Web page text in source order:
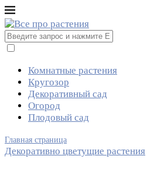
Комнатные растения
Кругозор
Декоративный сад
Огород
Плодовый сад
Главная страница
Декоративно цветущие растения